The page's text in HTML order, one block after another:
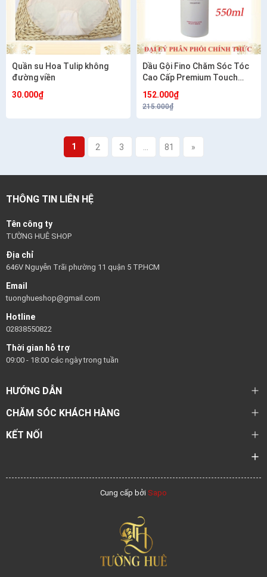
Quần su Hoa Tulip không
đường viền
30.000₫
Dầu Gội Fino Chăm Sóc Tóc
Cao Cấp Premium Touch
152.000₫
215.000₫
1 2 3 81 »
THÔNG TIN LIÊN HỆ
Tên công ty
TƯỜNG HUÊ SHOP
Địa chỉ
646V Nguyễn Trãi phường 11 quận 5 TP.HCM
Email
tuonghueshop@gmail.com
Hotline
02838550822
Thời gian hỗ trợ
09:00 - 18:00 các ngày trong tuần
HƯỚNG DẪN
CHĂM SÓC KHÁCH HÀNG
KẾT NỐI
Cung cấp bởi Sapo